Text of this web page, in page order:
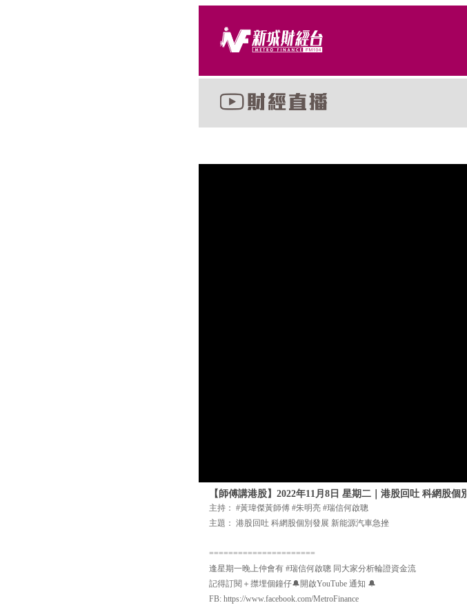
【師傅講港股】2022年11月8日 星期二｜港股回吐 科網股
主持： #黃瑋傑黃師傅 #朱明亮 #瑞信何啟聰
主題： 港股回吐 科網股個別發展 新能源汽車急挫
======================
逢星期一晚上仲會有 #瑞信何啟聰 同大家分析輪證資金流
記得訂閱＋㩒埋個鐘仔🔔開啟YouTube 通知 🔔
FB: https://www.facebook.com/MetroFinance